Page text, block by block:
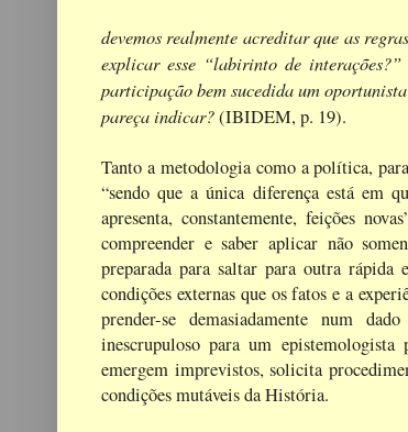
devemos realmente acreditar que as
explicar esse “labirinto de
participação bem sucedida um
pareça indicar?(IBIDEM, p. 19).
Tanto a metodologia como a política,
“sendo que a única diferença está em
apresenta, constantemente, feições
compreender e saber aplicar não
preparada para saltar para outra rápida
condições externas que os fatos e a
prender-se demasiadamente num
inescrupuloso para um
emergem imprevistos, solicita
condições mutáveis da História.